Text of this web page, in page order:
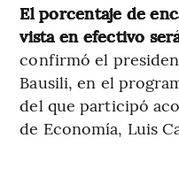
El porcentaje de
vista en efectivo
confirmó el
Bausili, en el
del que participó
de Economía, Luis